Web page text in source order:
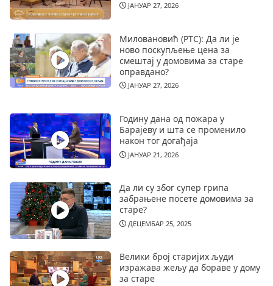
ЈАНУАР 27, 2026
Миловановић (РТС): Да ли је
ново поскупљење цена за
смештај у домовима за старе
оправдано?
ЈАНУАР 27, 2026
Годину дана од пожара у
Барајеву и шта се променило
након тог догађаја
ЈАНУАР 21, 2026
Да ли су због супер грипа
забрањене посете домовима за
старе?
ДЕЦЕМБАР 25, 2025
Велики број старијих људи
изражава жељу да бораве у дому
за старе